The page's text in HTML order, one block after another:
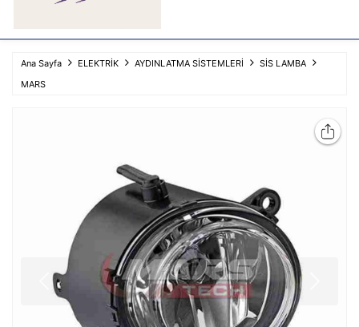
Ana Sayfa ELEKTRİK AYDINLATMA SİSTEMLERİ
SİS LAMBA
MARS